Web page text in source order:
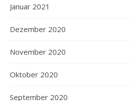
Januar 2021
Dezember 2020
November 2020
Oktober 2020
September 2020